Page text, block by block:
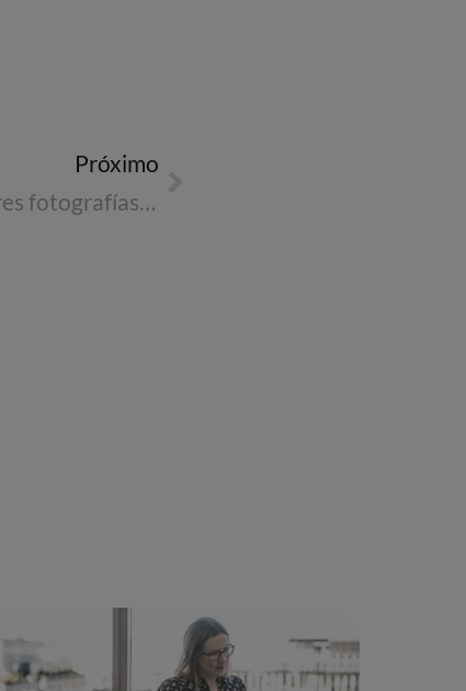
Próximo
5 formas de captar la mejores fotografías de tu eventos